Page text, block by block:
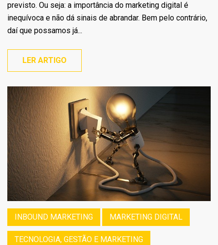
previsto. Ou seja: a importância do marketing digital é
inequívoca e não dá sinais de abrandar. Bem pelo contrário,
daí que possamos já...
LER ARTIGO
INBOUND MARKETING MARKETING DIGITAL
TECNOLOGIA, GESTÃO E MARKETING